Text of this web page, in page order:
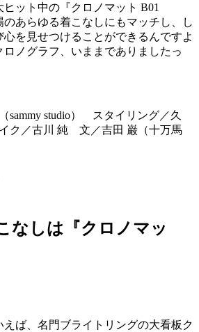
ット中の『クロノマット B01
あらゆる着こなしにもマッチし、し
を見せつけることができるんですよ
ノグラフ、いままでありましたっ
sammy studio） スタイリング／久
ク／古川 純 文／吉田 巌（十万馬
なしは『クロノマッ
えば、名門ブライトリングの大看板ク